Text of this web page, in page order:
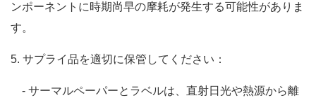
ンポーネントに時期尚早の摩耗が発生する可能性がありま
す。
5. サプライ品を適切に保管してください：
- サーマルペーパーとラベルは、直射日光や熱源から離